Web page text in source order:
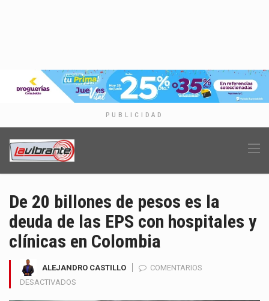
PUBLICIDAD
De 20 billones de pesos es la
deuda de las EPS con hospitales y
clínicas en Colombia
ALEJANDRO CASTILLO
COMENTARIOS
DESACTIVADOS